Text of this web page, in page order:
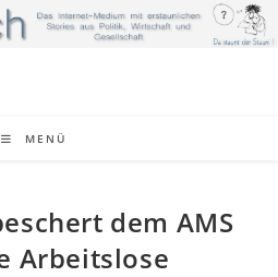
MENÜ
dem AMS
Arbeitslose